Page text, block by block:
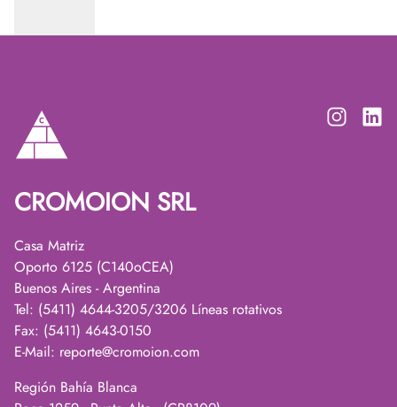
CROMOION SRL
Casa Matriz
Oporto 6125 (C140oCEA)
Buenos Aires - Argentina
Tel: (5411) 4644-3205/3206 Líneas rotativos
Fax: (5411) 4643-0150
E-Mail: reporte@cromoion.com
Región Bahía Blanca